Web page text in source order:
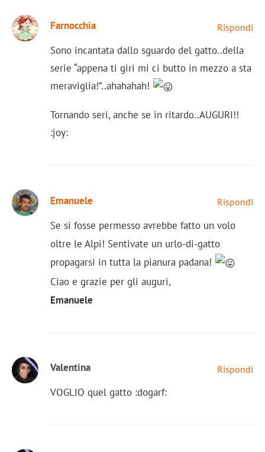
Farnocchia Rispondi
Sono incantata dallo sguardo del gatto..della
serie “appena ti giri mi ci butto in mezzo a sta
meraviglia!”..ahahahah!
Tornando seri, anche se in ritardo..AUGURI!!
:joy:
Emanuele Rispondi
Se si fosse permesso avrebbe fatto un volo
oltre le Alpi! Sentivate un urlo-di-gatto
propagarsi in tutta la pianura padana!
Ciao e grazie per gli auguri,
Emanuele
Valentina Rispondi
VOGLIO quel gatto :dogarf: